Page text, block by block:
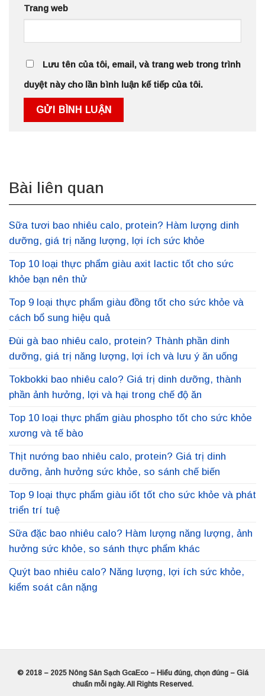
Bài liên quan
Sữa tươi bao nhiêu calo, protein? Hàm lượng dinh
dưỡng, giá trị năng lượng, lợi ích sức khỏe
Top 10 loại thực phẩm giàu axit lactic tốt cho sức
khỏe bạn nên thử
Top 9 loại thực phẩm giàu đồng tốt cho sức khỏe và
cách bổ sung hiệu quả
Đùi gà bao nhiêu calo, protein? Thành phần dinh
dưỡng, giá trị năng lượng, lợi ích và lưu ý ăn uống
Tokbokki bao nhiêu calo? Giá trị dinh dưỡng, thành
phần ảnh hưởng, lợi và hại trong chế độ ăn
Top 10 loại thực phẩm giàu phospho tốt cho sức khỏe
xương và tế bào
Thịt nướng bao nhiêu calo, protein? Giá trị dinh
dưỡng, ảnh hưởng sức khỏe, so sánh chế biến
Top 9 loại thực phẩm giàu iốt tốt cho sức khỏe và phát
triển trí tuệ
Sữa đặc bao nhiêu calo? Hàm lượng năng lượng, ảnh
hưởng sức khỏe, so sánh thực phẩm khác
Quýt bao nhiêu calo? Năng lượng, lợi ích sức khỏe,
kiểm soát cân nặng
Trang web
Lưu tên của tôi, email, và trang web trong trình
duyệt này cho lần bình luận kế tiếp của tôi.
© 2018 – 2025 Nông Sản Sạch GcaEco – Hiểu đúng, chọn đúng – Giá
chuẩn mỗi ngày. All Rights Reserved.